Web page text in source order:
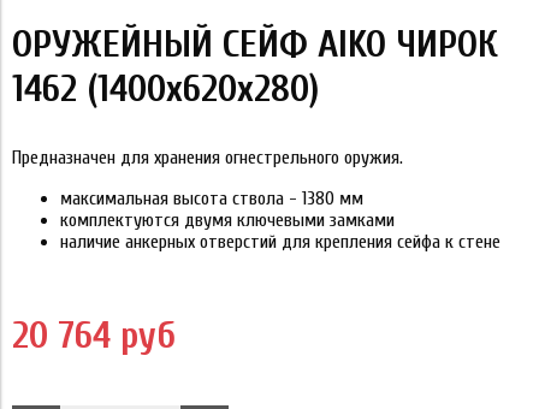
ОРУЖЕЙНЫЙ СЕЙФ AIKO ЧИРОК
1462 (1400x620x280)
Предназначен для хранения огнестрельного оружия.
максимальная высота ствола - 1380 мм
комплектуются двумя ключевыми замками
наличие анкерных отверстий для крепления сейфа к стене
20 764 руб